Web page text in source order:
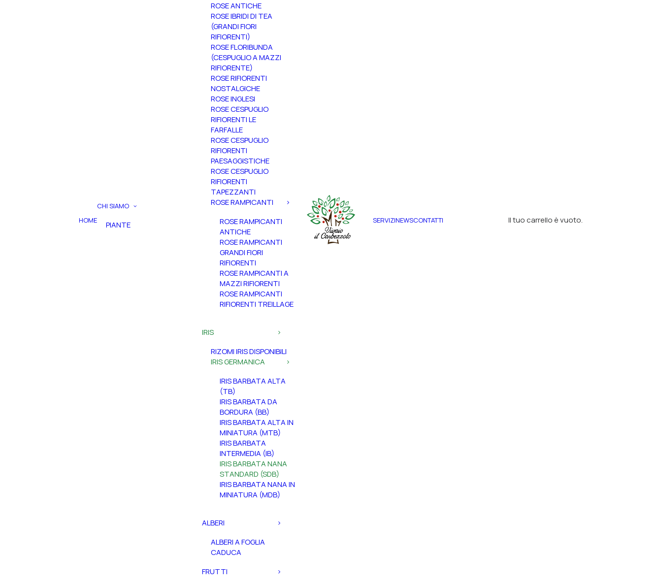
HOME
CHI SIAMO
PIANTE
ROSE ANTICHE
ROSE IBRIDI DI TEA
(GRANDI FIORI
RIFIORENTI)
ROSE FLORIBUNDA
(CESPUGLIO A MAZZI
RIFIORENTE)
ROSE RIFIORENTI
NOSTALGICHE
ROSE INGLESI
ROSE CESPUGLIO
RIFIORENTI LE
FARFALLE
ROSE CESPUGLIO
RIFIORENTI
PAESAGGISTICHE
ROSE CESPUGLIO
RIFIORENTI
TAPEZZANTI
ROSE RAMPICANTI
ROSE RAMPICANTI
ANTICHE
ROSE RAMPICANTI
GRANDI FIORI
RIFIORENTI
ROSE RAMPICANTI A
MAZZI RIFIORENTI
ROSE RAMPICANTI
RIFIORENTI TREILLAGE
IRIS
RIZOMI IRIS DISPONIBILI
IRIS GERMANICA
IRIS BARBATA ALTA
(TB)
IRIS BARBATA DA
BORDURA (BB)
IRIS BARBATA ALTA IN
MINIATURA (MTB)
IRIS BARBATA
INTERMEDIA (IB)
IRIS BARBATA NANA
STANDARD (SDB)
IRIS BARBATA NANA IN
MINIATURA (MDB)
ALBERI
ALBERI A FOGLIA
CADUCA
FRUTTI
SERVIZINEWSCONTATTI Il tuo carrello è vuoto.